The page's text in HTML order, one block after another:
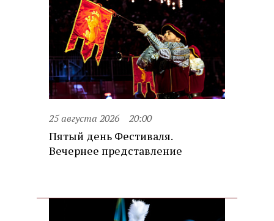
25 августа 2026 20:00
Пятый день Фестиваля.
Вечернее представление